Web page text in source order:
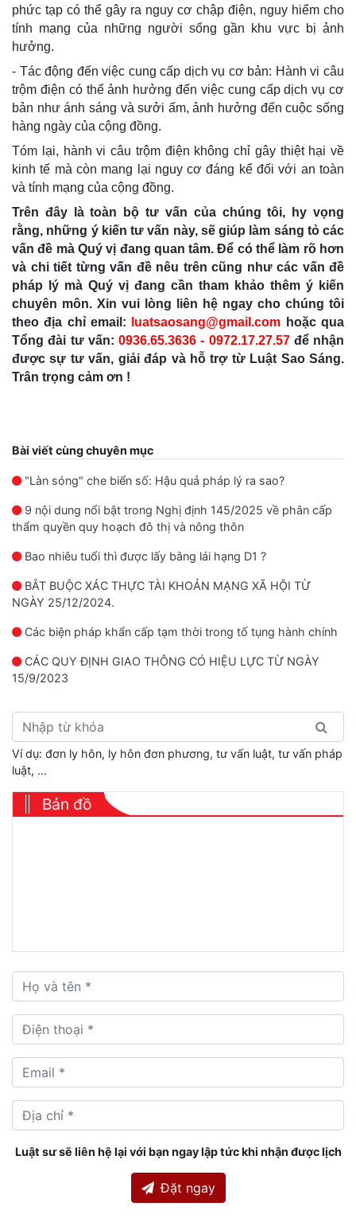
phức tạp có thể gây ra nguy cơ chập điện, nguy hiểm cho
tính mạng của những người sống gần khu vực bị ảnh
hưởng.
- Tác động đến việc cung cấp dịch vụ cơ bản: Hành vi câu
trộm điện có thể ảnh hưởng đến việc cung cấp dịch vụ cơ
bản như ánh sáng và sưởi ấm, ảnh hưởng đến cuộc sống
hàng ngày của cộng đồng.
Tóm lại, hành vi câu trộm điện không chỉ gây thiệt hại về
kinh tế mà còn mang lại nguy cơ đáng kể đối với an toàn
và tính mạng của cộng đồng.
Trên đây là toàn bộ tư vấn của chúng tôi, hy vọng
rằng, những ý kiến tư vấn này, sẽ giúp làm sáng tỏ các
vấn đề mà Quý vị đang quan tâm. Để có thể làm rõ hơn
và chi tiết từng vấn đề nêu trên cũng như các vấn đề
pháp lý mà Quý vị đang cần tham khảo thêm ý kiến
chuyên môn. Xin vui lòng liên hệ ngay cho chúng tôi
theo địa chỉ email:
luatsaosang@gmail.com hoặc qua
Tổng đài tư vấn: 0936.65.3636 - 0972.17.27.57 để nhận
được sự tư vấn, giải đáp và hỗ trợ từ Luật Sao Sáng.
Trân trọng cảm ơn !
Bài viết cùng chuyên mục
"Làn sóng" che biển số: Hậu quả pháp lý ra sao?
9 nội dung nổi bật trong Nghị định 145/2025 về phân cấp
thẩm quyền quy hoạch đô thị và nông thôn
Bao nhiêu tuổi thì được lấy bằng lái hạng D1 ?
BẮT BUỘC XÁC THỰC TÀI KHOẢN MẠNG XÃ HỘI TỪ
NGÀY 25/12/2024.
Các biện pháp khẩn cấp tạm thời trong tố tụng hành chính
CÁC QUY ĐỊNH GIAO THÔNG CÓ HIỆU LỰC TỪ NGÀY
15/9/2023
Ví dụ: đơn ly hôn, ly hôn đơn phương, tư vấn luật, tư vấn pháp
luật, ...
Bản đồ
Luật sư sẽ liên hệ lại với bạn ngay lập tức khi nhận được lịch
Đặt ngay